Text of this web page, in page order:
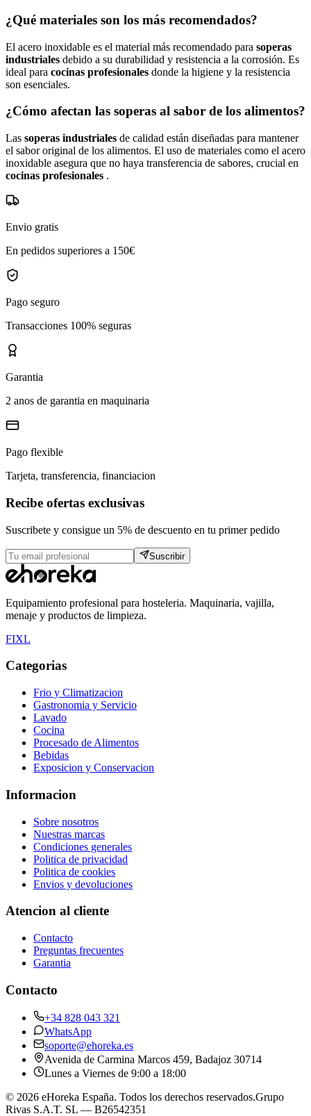
¿Qué materiales son los más recomendados?
El acero inoxidable es el material más recomendado para soperas
industriales debido a su durabilidad y resistencia a la corrosión. Es
ideal para cocinas profesionales donde la higiene y la resistencia
son esenciales.
¿Cómo afectan las soperas al sabor de los alimentos?
Las soperas industriales de calidad están diseñadas para mantener
el sabor original de los alimentos. El uso de materiales como el acero
inoxidable asegura que no haya transferencia de sabores, crucial en
cocinas profesionales .
Envio gratis
En pedidos superiores a 150€
Pago seguro
Transacciones 100% seguras
Garantia
2 anos de garantia en maquinaria
Pago flexible
Tarjeta, transferencia, financiacion
Recibe ofertas exclusivas
Suscribete y consigue un 5% de descuento en tu primer pedido
Suscribir
Equipamiento profesional para hosteleria. Maquinaria, vajilla,
menaje y productos de limpieza.
FIXL
Categorias
Frio y Climatizacion
Gastronomia y Servicio
Lavado
Cocina
Procesado de Alimentos
Bebidas
Exposicion y Conservacion
Informacion
Sobre nosotros
Nuestras marcas
Condiciones generales
Politica de privacidad
Politica de cookies
Envios y devoluciones
Atencion al cliente
Contacto
Preguntas frecuentes
Garantia
Contacto
+34 828 043 321
WhatsApp
soporte@ehoreka.es
Avenida de Carmina Marcos 459, Badajoz 30714
Lunes a Viernes de 9:00 a 18:00
© 2026 eHoreka España. Todos los derechos reservados.Grupo
Rivas S.A.T. SL — B26542351